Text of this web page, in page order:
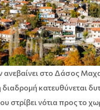
ανεβαίνει στο Δάσος
κατευθύνεται
στρίβει νότια προς το